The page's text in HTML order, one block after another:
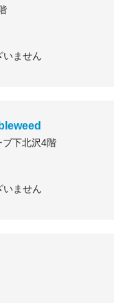
いません
下北沢4階
いません